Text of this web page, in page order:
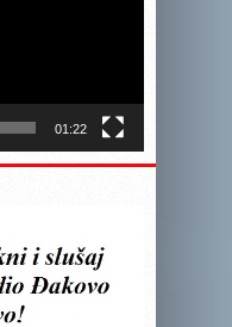
01:22